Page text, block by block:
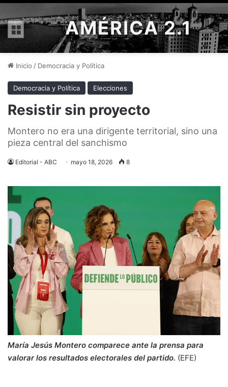
Menú AMÉRICA 2.1
Inicio / Democracia y Política
Democracia y Política Elecciones
Resistir sin proyecto
Montero no era una dirigente territorial, sino una
pieza central del sanchismo
Editorial - ABC mayo 18, 2026 8
María Jesús Montero comparece ante la prensa para
valorar los resultados electorales del partido. (EFE)